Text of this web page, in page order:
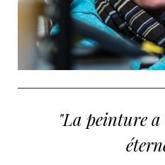
"La peinture